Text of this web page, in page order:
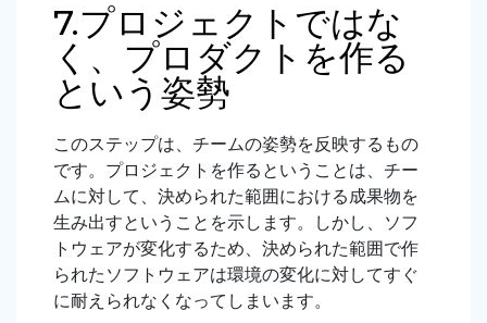
7.プロジェクトではな
く、プロダクトを作る
という姿勢
このステップは、チームの姿勢を反映するもの
です。プロジェクトを作るということは、チー
ムに対して、決められた範囲における成果物を
生み出すということを示します。しかし、ソフ
トウェアが変化するため、決められた範囲で作
られたソフトウェアは環境の変化に対してすぐ
に耐えられなくなってしまいます。